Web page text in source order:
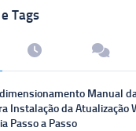
Tags
Manual
Instalação da Atualização
Passo a Passo